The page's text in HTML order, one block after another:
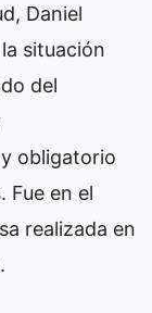
Daniel
situación
del
obligatorio
Fue en el
realizada en